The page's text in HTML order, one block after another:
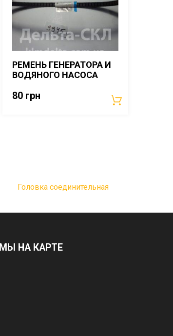
РЕМЕНЬ ГЕНЕРАТОРА И
ВОДЯНОГО НАСОСА
80 грн
Головка соединительная
МЫ НА КАРТЕ